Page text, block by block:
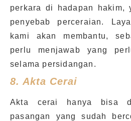
perkara di hadapan hakim,
penyebab perceraian.
kami akan membantu,
perlu menjawab yang
selama persidangan.
8. Akta Cerai
Akta cerai hanya bisa
pasangan yang sudah